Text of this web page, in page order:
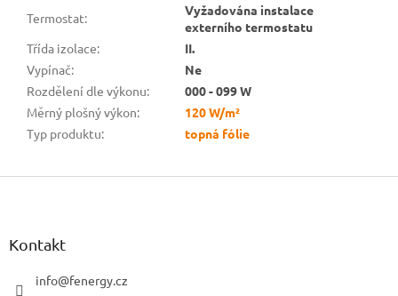
Termostat:
Vyžadována instalace
externího termostatu
Třída izolace:
II.
Vypínač:
Ne
Rozdělení dle výkonu:
000 - 099 W
Měrný plošný výkon:
120 W/m²
Typ produktu: topná fólie
Z
Kontakt
info@fenergy.cz